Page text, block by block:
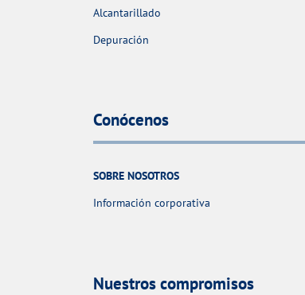
Alcantarillado
Depuración
Conócenos
SOBRE NOSOTROS
Información corporativa
Nuestros compromisos